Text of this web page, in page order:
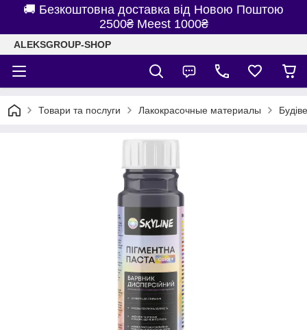
🚚 Безкоштовна доставка від Новою Поштою
2500₴ Meest 1000₴
ALEKSGROUP-SHOP
Товари та послуги Лакокрасочные материалы